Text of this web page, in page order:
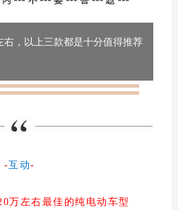
右，以上三款都是十分值得推荐
-互动-
万左右最佳的纯电动车型